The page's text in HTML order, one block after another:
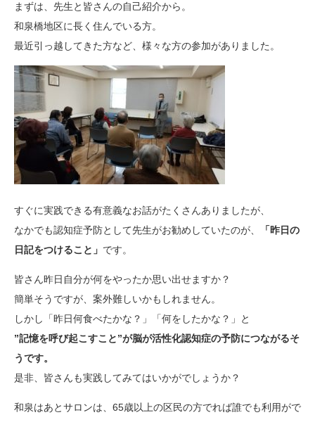
まずは、先生と皆さんの自己紹介から。
和泉橋地区に長く住んでいる方。
最近引っ越してきた方など、様々な方の参加がありました。
すぐに実践できる有意義なお話がたくさんありましたが、
なかでも認知症予防として先生がお勧めしていたのが、
「昨日の
日記をつけること」 です。
皆さん昨日自分が何をやったか思い出せますか？
簡単そうですが、案外難しいかもしれません。
しかし「昨日何食べたかな？」「何をしたかな？」と
”記憶を呼び起こすこと”が脳が活性化認知症の予防につながるそ
うです。
是非、皆さんも実践してみてはいかがでしょうか？
和泉はあとサロンは、65歳以上の区民の方でれば誰でも利用がで